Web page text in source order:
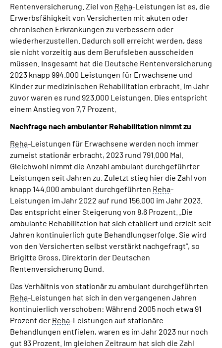
Rentenversicherung. Ziel von Reha-Leistungen ist es, die
Erwerbsfähigkeit von Versicherten mit akuten oder
chronischen Erkrankungen zu verbessern oder
wiederherzustellen. Dadurch soll erreicht werden, dass
sie nicht vorzeitig aus dem Berufsleben ausscheiden
müssen. Insgesamt hat die Deutsche Rentenversicherung
2023 knapp 994.000 Leistungen für Erwachsene und
Kinder zur medizinischen Rehabilitation erbracht. Im Jahr
zuvor waren es rund 923.000 Leistungen. Dies entspricht
einem Anstieg von 7,7 Prozent.
Nachfrage nach ambulanter Rehabilitation nimmt zu
Reha-Leistungen für Erwachsene werden noch immer
zumeist stationär erbracht, 2023 rund 791.000 Mal.
Gleichwohl nimmt die Anzahl ambulant durchgeführter
Leistungen seit Jahren zu. Zuletzt stieg hier die Zahl von
knapp 144.000 ambulant durchgeführten Reha-
Leistungen im Jahr 2022 auf rund 156.000 im Jahr 2023.
Das entspricht einer Steigerung von 8,6 Prozent. „Die
ambulante Rehabilitation hat sich etabliert und erzielt seit
Jahren kontinuierlich gute Behandlungserfolge. Sie wird
von den Versicherten selbst verstärkt nachgefragt“, so
Brigitte Gross, Direktorin der Deutschen
Rentenversicherung Bund.
Das Verhältnis von stationär zu ambulant durchgeführten
Reha-Leistungen hat sich in den vergangenen Jahren
kontinuierlich verschoben: Während 2005 noch etwa 91
Prozent der Reha-Leistungen auf stationäre
Behandlungen entfielen, waren es im Jahr 2023 nur noch
gut 83 Prozent. Im gleichen Zeitraum hat sich die Zahl